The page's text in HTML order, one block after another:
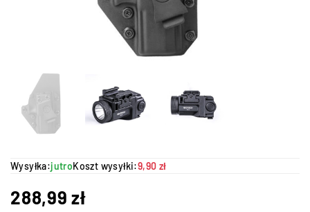
Wysyłka:jutroKoszt wysyłki:9,90 zł
288,99zł